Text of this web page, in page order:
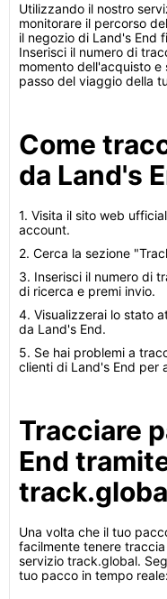
Utilizzando il nostro
monitorare il percorso
il negozio di Land's End
Inserisci il numero di
momento dell'acquisto
passo del viaggio della
Come
da Land's
1. Visita il sito web
account.
2. Cerca la sezione
3. Inserisci il numero di
di ricerca e premi invio.
4. Visualizzerai lo stato
da Land's End.
5. Se hai problemi a
clienti di Land's End per
Tracciare
End
Una volta che il tuo
facilmente tenere
servizio track.global.
tuo pacco in tempo reale: